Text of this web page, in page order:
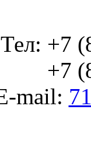
Тел: +7
+7
mail: